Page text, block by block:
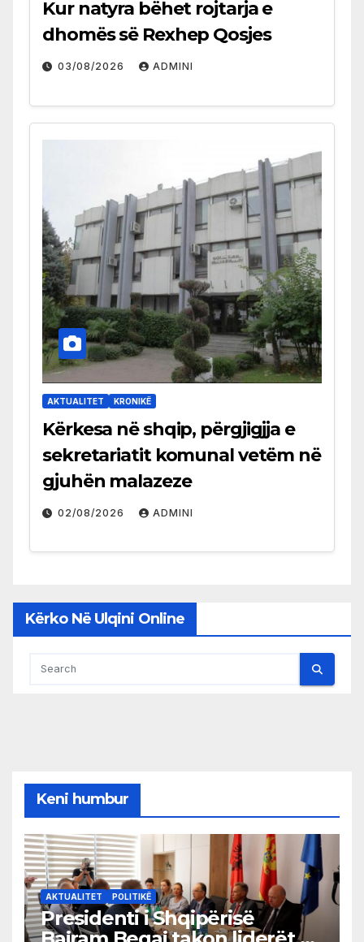
Kur natyra bëhet rojtarja e
dhomës së Rexhep Qosjes
03/08/2026 ADMINI
AKTUALITET KRONIKË
Kërkesa në shqip, përgjigjja e
sekretariatit komunal vetëm në
gjuhën malazeze
02/08/2026 ADMINI
Kërko Në Ulqini Online
Keni humbur
AKTUALITET POLITIKË
Presidenti i Shqipërisë